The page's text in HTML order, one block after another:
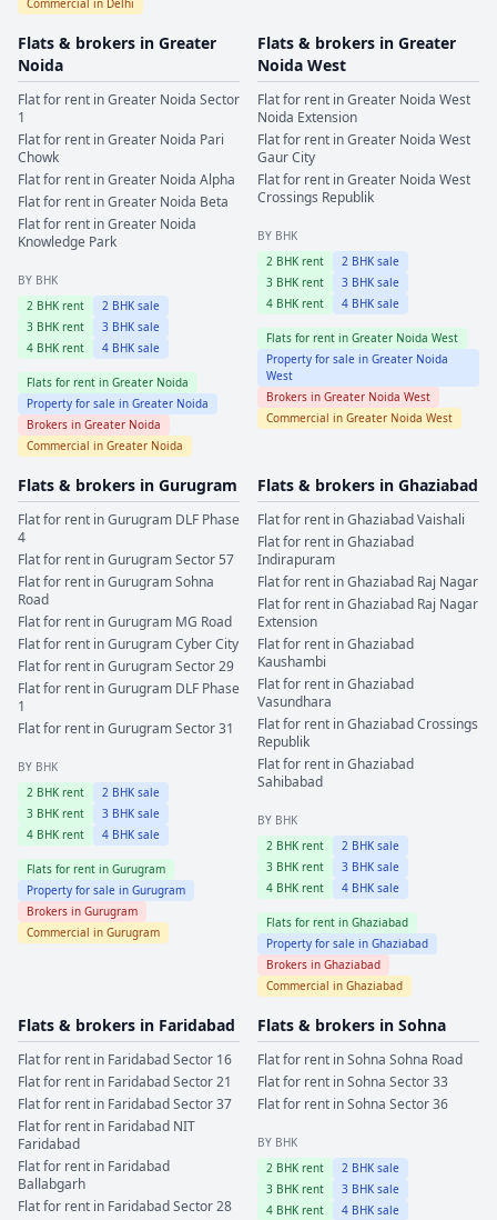
Flats & brokers in Greater
Noida
Flat for rent inGreater Noida Sector
1
Flat for rent inGreater Noida Pari
Chowk
Flat for rent inGreater Noida Alpha
Flat for rent inGreater Noida Beta
Flat for rent inGreater Noida
Knowledge Park
BY BHK
2 BHK rent 2 BHK sale
3 BHK rent 3 BHK sale
4 BHK rent 4 BHK sale
Flats for rent in Greater Noida
Property for sale in Greater Noida
Brokers in Greater Noida
Commercial in Greater Noida
Flats & brokers in Greater
Noida West
Flat for rent inGreater Noida West
Noida Extension
Flat for rent inGreater Noida West
Gaur City
Flat for rent inGreater Noida West
Crossings Republik
BY BHK
2 BHK rent 2 BHK sale
3 BHK rent 3 BHK sale
4 BHK rent 4 BHK sale
Flats for rent in Greater Noida West
Property for sale in Greater Noida
West
Brokers in Greater Noida West
Commercial in Greater Noida West
Flats & brokers in Gurugram
Flat for rent inGurugram DLF Phase
4
Flat for rent inGurugramSector 57
Flat for rent inGurugramSohna
Road
Flat for rent inGurugram MG Road
Flat for rent inGurugramCyber City
Flat for rent inGurugramSector 29
Flat for rent inGurugram DLF Phase
1
Flat for rent inGurugramSector 31
BY BHK
2 BHK rent 2 BHK sale
3 BHK rent 3 BHK sale
4 BHK rent 4 BHK sale
Flats for rent in Gurugram
Property for sale in Gurugram
Brokers in Gurugram
Commercial in Gurugram
Flats & brokers in Ghaziabad
Flat for rent inGhaziabadVaishali
Flat for rent inGhaziabad
Indirapuram
Flat for rent inGhaziabad Raj Nagar
Flat for rent inGhaziabad Raj Nagar
Extension
Flat for rent inGhaziabad
Kaushambi
Flat for rent inGhaziabad
Vasundhara
Flat for rent inGhaziabadCrossings
Republik
Flat for rent inGhaziabad
Sahibabad
BY BHK
2 BHK rent 2 BHK sale
3 BHK rent 3 BHK sale
4 BHK rent 4 BHK sale
Flats for rent in Ghaziabad
Property for sale in Ghaziabad
Brokers in Ghaziabad
Commercial in Ghaziabad
Flats & brokers in Faridabad
Flat for rent in FaridabadSector 16
Flat for rent in FaridabadSector 21
Flat for rent in FaridabadSector 37
Flat for rent in Faridabad NIT
Faridabad
Flat for rent in Faridabad
Ballabgarh
Flat for rent in FaridabadSector 28
Flats & brokers in Sohna
Flat for rent inSohna Sohna Road
Flat for rent inSohna Sector 33
Flat for rent inSohna Sector 36
BY BHK
2 BHK rent 2 BHK sale
3 BHK rent 3 BHK sale
4 BHK rent 4 BHK sale